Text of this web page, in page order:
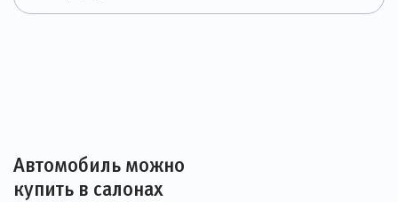
Автомобиль можно
купить в салонах